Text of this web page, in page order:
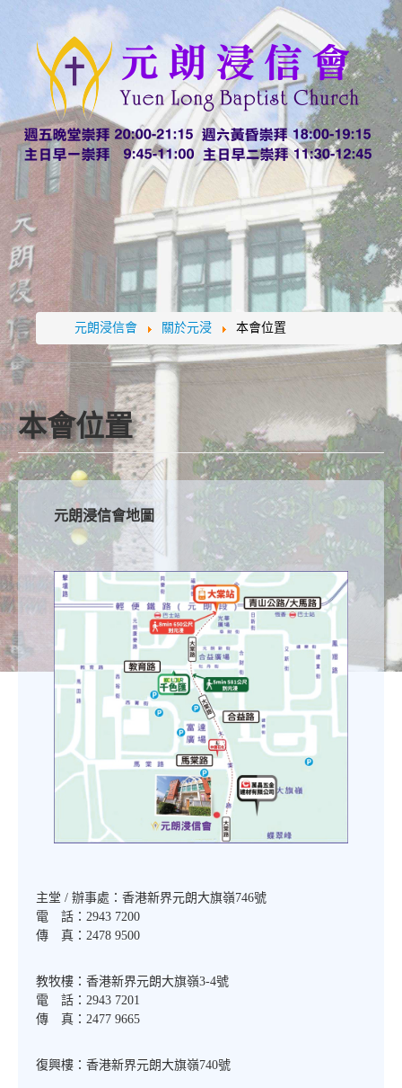
元朗浸信會 關於元浸 本會位置
本會位置
元朗浸信會地圖
主堂 / 辦事處：香港新界元朗大旗嶺746號
電 話：2943 7200
傳 真：2478 9500
教牧樓：香港新界元朗大旗嶺3-4號
電 話：2943 7201
傳 真：2477 9665
復興樓：香港新界元朗大旗嶺740號